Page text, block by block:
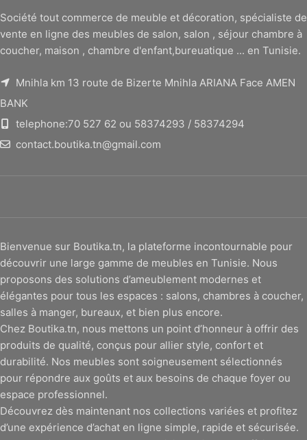
Société tout commerce de meuble et décoration, spécialiste de
vente en ligne des meubles de salon, salon , séjour chambre à
coucher, maison , chambre d'enfant,bureuatique ... en Tunisie.
Mnihla km 13 route de Bizerte Mnihla ARIANA Face AMEN
BANK
telephone:70 527 62 ou 58374293 / 58374294
contact.boutika.tn@gmail.com
Bienvenue sur Boutika.tn, la plateforme incontournable pour
découvrir une large gamme de meubles en Tunisie. Nous
proposons des solutions d’ameublement modernes et
élégantes pour tous les espaces : salons, chambres à coucher,
salles à manger, bureaux, et bien plus encore.
Chez Boutika.tn, nous mettons un point d’honneur à offrir des
produits de qualité, conçus pour allier style, confort et
durabilité. Nos meubles sont soigneusement sélectionnés
pour répondre aux goûts et aux besoins de chaque foyer ou
espace professionnel.
Découvrez dès maintenant nos collections variées et profitez
d’une expérience d’achat en ligne simple, rapide et sécurisée.